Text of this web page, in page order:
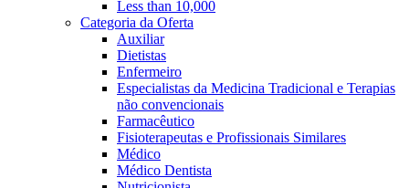
Less than 10,000
Categoria da Oferta
Auxiliar
Dietistas
Enfermeiro
Especialistas da Medicina Tradicional e Terapias
não convencionais
Farmacêutico
Fisioterapeutas e Profissionais Similares
Médico
Médico Dentista